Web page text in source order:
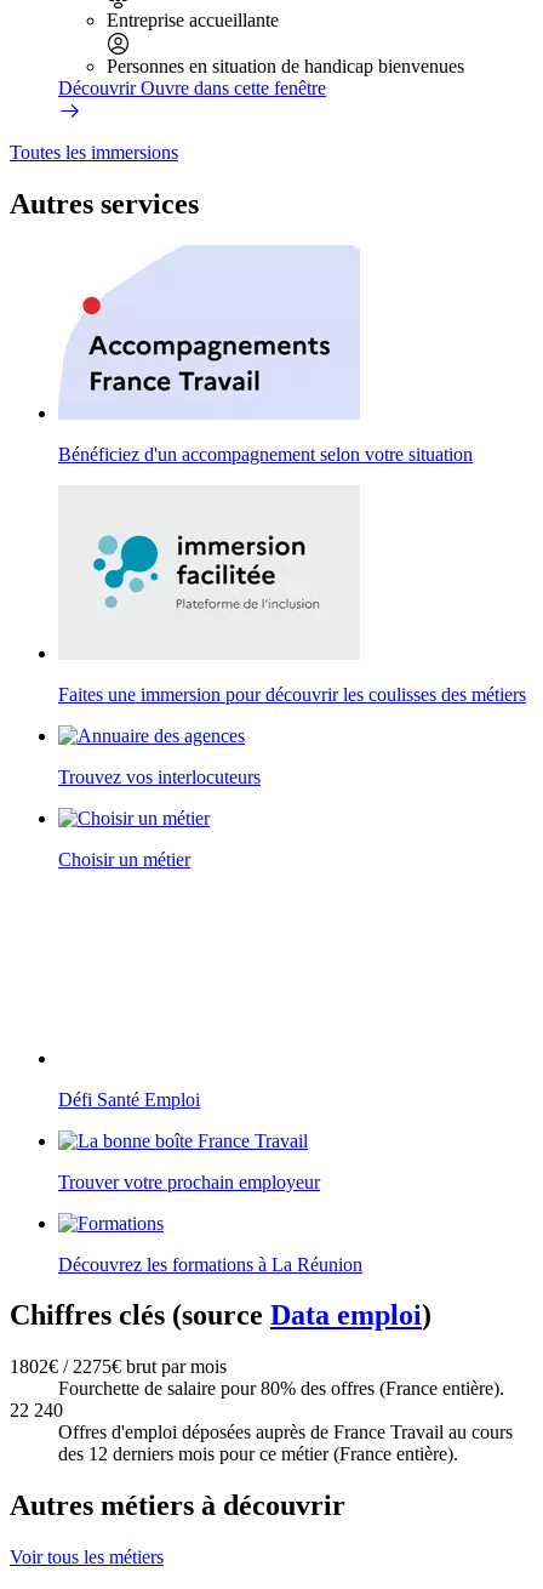
Entreprise accueillante
Personnes en situation de handicap bienvenues
DécouvrirOuvre dans cette fenêtre
Toutes les immersions
Autres services
Bénéficiez d'un accompagnement selon votre situation
Faites une immersion pour découvrir les coulisses des métiers
Trouvez vos interlocuteurs
Choisir un métier
Défi Santé Emploi
Trouver votre prochain employeur
Découvrez les formations à La Réunion
Chiffres clés (source Data emploi)
1802€ / 2275€ brut par mois
Fourchette de salaire pour 80% des offres (France entière).
22 240
Offres d'emploi déposées auprès de France Travail au cours
des 12 derniers mois pour ce métier (France entière).
Autres métiers à découvrir
Voir tous les métiers